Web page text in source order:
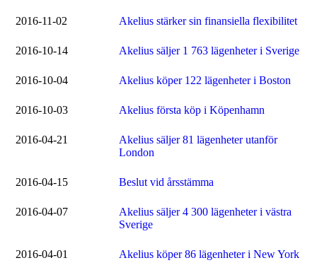
2016-11-02 Akelius stärker sin finansiella flexibilitet
2016-10-14 Akelius säljer 1 763 lägenheter i Sverige
2016-10-04 Akelius köper 122 lägenheter i Boston
2016-10-03 Akelius första köp i Köpenhamn
2016-04-21
Akelius säljer 81 lägenheter utanför
London
2016-04-15 Beslut vid årsstämma
2016-04-07
Akelius säljer 4 300 lägenheter i västra
Sverige
2016-04-01 Akelius köper 86 lägenheter i New York